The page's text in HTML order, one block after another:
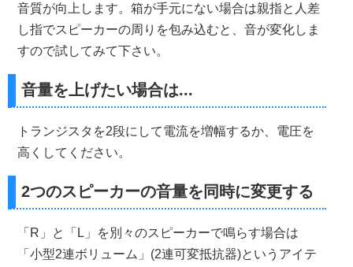
音質が向上します。箱が手元にない場合は親指と人差
し指でスピーカーの周りを包み込むと、音が変化しま
すので試してみて下さい。
音量を上げたい場合は...
トランジスタを2段にして電流を増幅するか、電圧を
高くしてください。
2つのスピーカーの音量を同時に変更する
「R」と「L」を別々のスピーカーで鳴らす場合は
「小型2連ボリューム」(2連可変抵抗器)というアイテ